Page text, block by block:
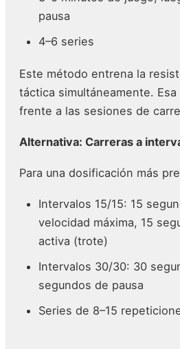
pausa
4–6 series
Este método entrena la
táctica simultáneamente.
frente a las sesiones de
Alternativa: Carreras a
Para una dosificación más
Intervalos 15/15: 15
velocidad máxima, 15
activa (trote)
Intervalos 30/30: 30
segundos de pausa
Series de 8–15